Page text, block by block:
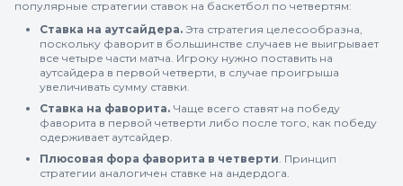
популярные стратегии ставок на баскетбол по четвертям:
Ставка на аутсайдера. Эта стратегия целесообразна,
поскольку фаворит в большинстве случаев не выигрывает
все четыре части матча. Игроку нужно поставить на
аутсайдера в первой четверти, в случае проигрыша
увеличивать сумму ставки.
Ставка на фаворита. Чаще всего ставят на победу
фаворита в первой четверти либо после того, как победу
одерживает аутсайдер.
Плюсовая фора фаворита в четверти . Принцип
стратегии аналогичен ставке на андердога.